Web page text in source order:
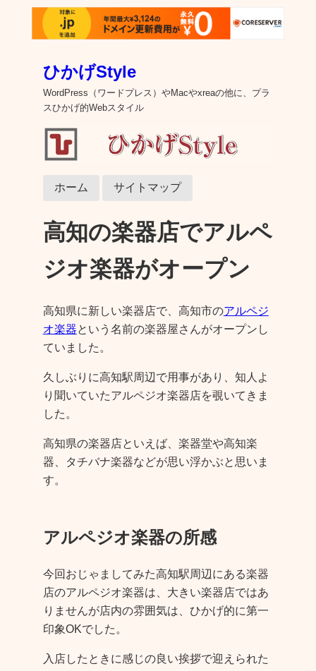
ひかげStyle
WordPress（ワードプレス）やMacやxreaの他に、プラ
スひかげ的Webスタイル
ホーム サイトマップ
高知の楽器店でアルペ
ジオ楽器がオープン
高知県に新しい楽器店で、高知市のアルペジ
オ楽器という名前の楽器屋さんがオープンし
ていました。
久しぶりに高知駅周辺で用事があり、知人よ
り聞いていたアルペジオ楽器店を覗いてきま
した。
高知県の楽器店といえば、楽器堂や高知楽
器、タチバナ楽器などが思い浮かぶと思いま
す。
アルペジオ楽器の所感
今回おじゃましてみた高知駅周辺にある楽器
店のアルペジオ楽器は、大きい楽器店ではあ
りませんが店内の雰囲気は、ひかげ的に第一
印象OKでした。
入店したときに感じの良い挨拶で迎えられた